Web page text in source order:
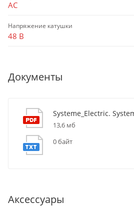
AC
Напряжение катушки
48 В
Документы
Systeme_Electric.
13,6 мб
0 байт
Аксессуары